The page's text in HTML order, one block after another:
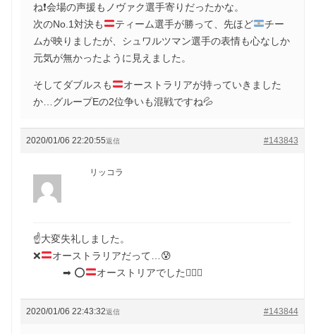
ね❗️会場の声援もノヴァク選手寄りだったかな。
次のNo.1対決も
ティーム選手が勝って、先ほど
チー
ムが映りましたが、シュワルツマン選手の表情も心なしか
元気が無かったように見えました。
そしてダブルスも
オーストラリアが持っていきました
か…グループEの2位争いも混戦ですね💦
2020/01/06 22:20:55 #143843
返信
リッコラ
☝️大変失礼しました。
❌
オーストラリアだって… 😰
➡︎ ⭕️ オーストリアでした🙇🏻‍♀️
2020/01/06 22:43:32 #143844
返信